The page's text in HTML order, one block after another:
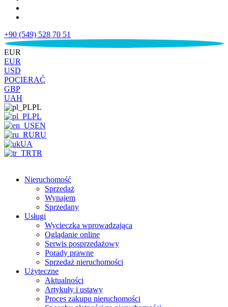
+90 (549) 528 70 51
€
EUR
EUR
USD
POCIERAĆ
GBP
UAH
PL
PL
EN
RU
UA
TR
Nieruchomość
Sprzedaż
Wynajem
Sprzedany
Usługi
Wycieczka wprowadzająca
Oglądanie online
Serwis posprzedażowy
Porady prawne
Sprzedaż nieruchomości
Użyteczne
Aktualności
Artykuły i ustawy
Proces zakupu nieruchomości